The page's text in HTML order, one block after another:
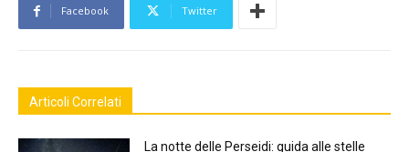
Facebook Twitter
Articoli Correlati
La notte delle Perseidi: guida alle stelle